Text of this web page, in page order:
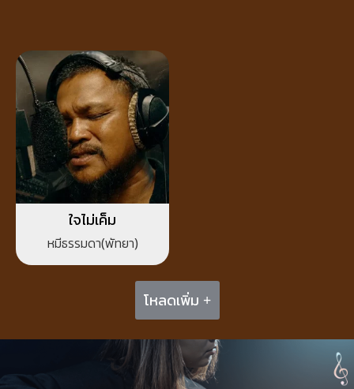
ใจไม่เค็ม
หมีธรรมดา(พัทยา)
โหลดเพิ่ม +